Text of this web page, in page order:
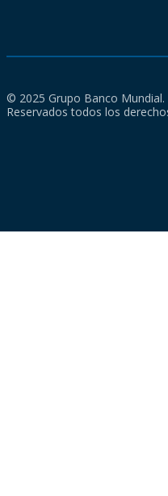
© 2025 Grupo Banco Mundial.
Reservados todos los